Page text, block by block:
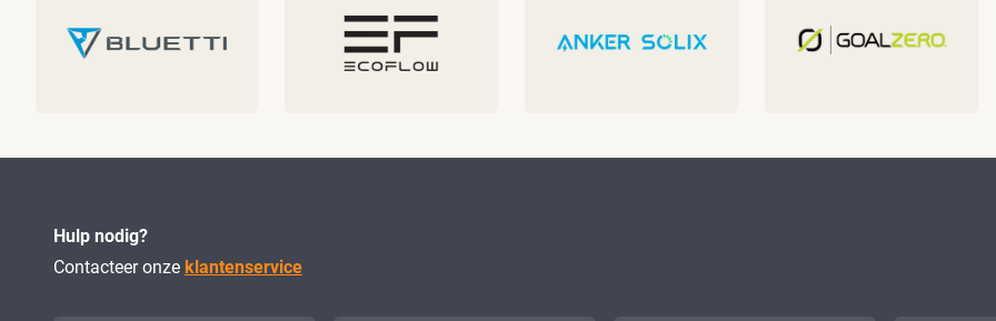
Hulp nodig?
Contacteer onze klantenservice